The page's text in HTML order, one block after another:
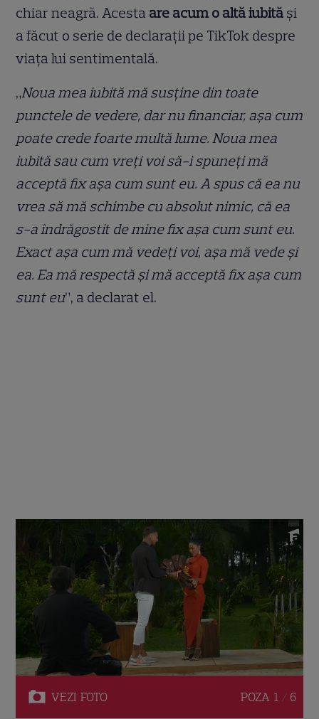
chiar neagră. Acesta are acum o altă iubită și
a făcut o serie de declarații pe TikTok despre
viața lui sentimentală.
„Noua mea iubită mă susține din toate
punctele de vedere, dar nu financiar, așa cum
poate crede foarte multă lume. Noua mea
iubită sau cum vreți voi să-i spuneți mă
acceptă fix așa cum sunt eu. A spus că ea nu
vrea să mă schimbe cu absolut nimic, că ea
s-a îndrăgostit de mine fix așa cum sunt eu.
Exact așa cum mă vedeți voi, așa mă vede și
ea. Ea mă respectă și mă acceptă fix așa cum
sunt eu”, a declarat el.
VEZI FOTO POZA 1 / 6